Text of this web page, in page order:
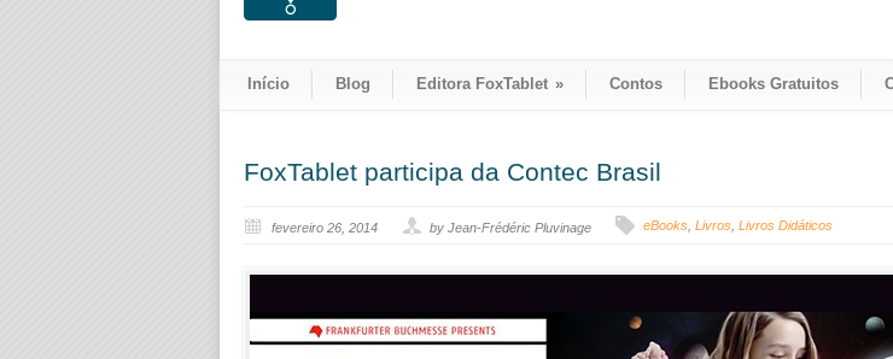
Início Blog Editora FoxTablet » Contos Ebooks Gratuitos
FoxTablet participa da Contec Brasil
fevereiro 26, 2014 by Jean-Frédéric Pluvinage eBooks Livros Livros Didáticos